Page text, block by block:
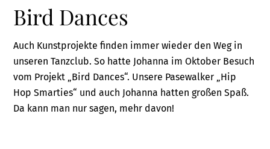
Bird Dances
Auch Kunstprojekte finden immer wieder den Weg in
unseren Tanzclub. So hatte Johanna im Oktober Besuch
vom Projekt „Bird Dances“. Unsere Pasewalker „Hip
Hop Smarties“ und auch Johanna hatten großen Spaß.
Da kann man nur sagen, mehr davon!